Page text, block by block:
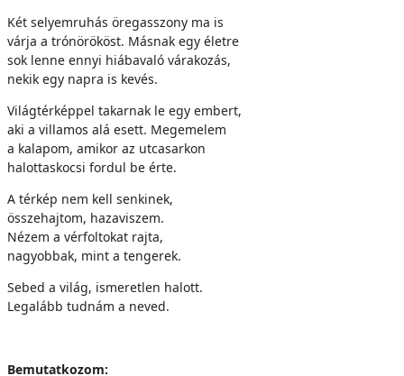
Két selyemruhás öregasszony ma is
várja a trónörököst. Másnak egy életre
sok lenne ennyi hiábavaló várakozás,
nekik egy napra is kevés.
Világtérképpel takarnak le egy embert,
aki a villamos alá esett. Megemelem
a kalapom, amikor az utcasarkon
halottaskocsi fordul be érte.
A térkép nem kell senkinek,
összehajtom, hazaviszem.
Nézem a vérfoltokat rajta,
nagyobbak, mint a tengerek.
Sebed a világ, ismeretlen halott.
Legalább tudnám a neved.
Bemutatkozom: